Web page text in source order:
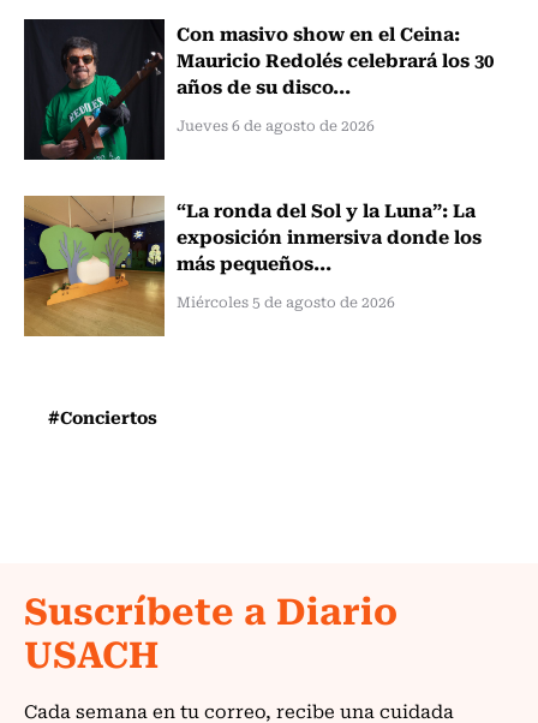
Con masivo show en el Ceina:
Mauricio Redolés celebrará los 30
años de su disco...
Jueves 6 de agosto de 2026
“La ronda del Sol y la Luna”: La
exposición inmersiva donde los
más pequeños...
Miércoles 5 de agosto de 2026
#Conciertos